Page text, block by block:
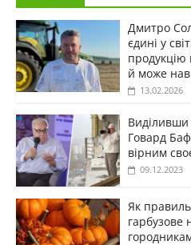
Дмитро
єдині у
продукцію
й може
13.02.2026
Виділивши
Говард
вірним
09.12.2023
Як
гарбузове